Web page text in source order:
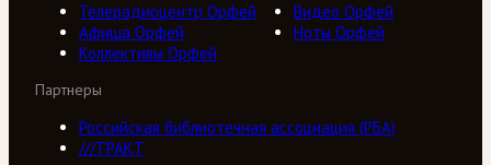
Телерадиоцентр Орфей
Видео Орфей
Афиша Орфей
Ноты Орфей
Коллективы Орфей
Партнеры
Российская библиотечная ассоциация (РБА)
///ТРАКТ